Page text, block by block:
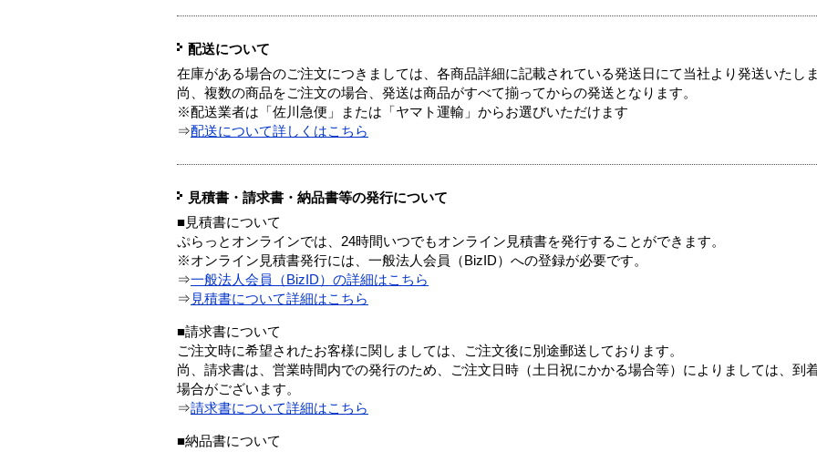
配送について
在庫がある場合のご注文につきましては、各商品詳細に記載されている発送日にて当社より発送いたし
尚、複数の商品をご注文の場合、発送は商品がすべて揃ってからの発送となります。
※配送業者は「佐川急便」または「ヤマト運輸」からお選びいただけます
⇒配送について詳しくはこちら
見積書・請求書・納品書等の発行について
■見積書について
ぷらっとオンラインでは、24時間いつでもオンライン見積書を発行することができます。
※オンライン見積書発行には、一般法人会員（BizID）への登録が必要です。
⇒一般法人会員（BizID）の詳細はこちら
⇒ 見積書について詳細はこちら
■請求書について
ご注文時に希望されたお客様に関しましては、ご注文後に別途郵送しております。
尚、請求書は、営業時間内での発行のため、ご注文日時（土日祝にかかる場合等）によりましては、到
場合がございます。
⇒請求書について詳細はこちら
■納品書について